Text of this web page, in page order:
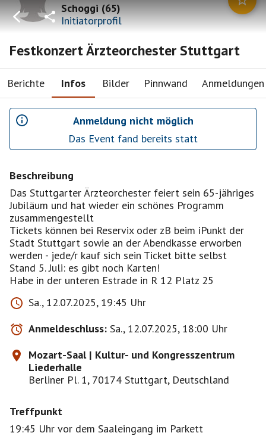
Schoggi(65)
Initiatorprofil
Festkonzert Ärzteorchester Stuttgart
Berichte Infos Bilder Pinnwand Anmeldungen
Anmeldung nicht möglich
Das Event fand bereits statt
Beschreibung
Das Stuttgarter Ärzteorchester feiert sein 65-jähriges
Jubiläum und hat wieder ein schönes Programm
zusammengestellt
Tickets können bei Reservix oder zB beim iPunkt der
Stadt Stuttgart sowie an der Abendkasse erworben
werden - jede/r kauf sich sein Ticket bitte selbst
Stand 5. Juli: es gibt noch Karten!
Habe in der unteren Estrade in R 12 Platz 25
Sa., 12.07.2025, 19:45 Uhr
Anmeldeschluss: Sa., 12.07.2025, 18:00 Uhr
Mozart-Saal | Kultur- und Kongresszentrum
Liederhalle
Berliner Pl. 1, 70174 Stuttgart, Deutschland
Treffpunkt
19:45 Uhr vor dem Saaleingang im Parkett